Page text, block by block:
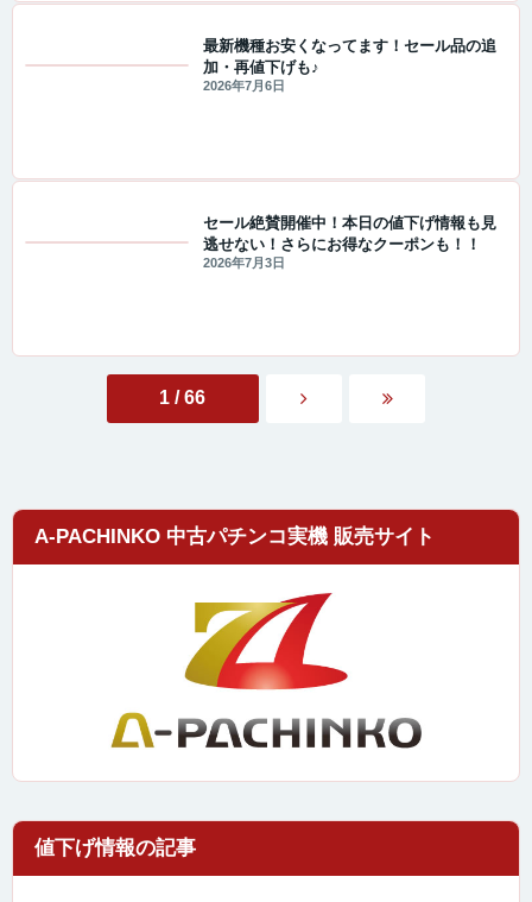
最新機種お安くなってます！セール品の追
加・再値下げも♪
2026年7月6日
セール絶賛開催中！本日の値下げ情報も見
逃せない！さらにお得なクーポンも！！
2026年7月3日
1 / 66
A-PACHINKO 中古パチンコ実機 販売サイト